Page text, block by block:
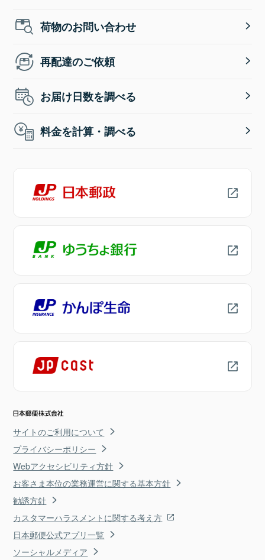
荷物のお問い合わせ
再配達のご依頼
お届け日数を調べる
料金を計算・調べる
サイトのご利用について
プライバシーポリシー
Webアクセシビリティ方針
お客さま本位の業務運営に関する基本方針
勧誘方針
カスタマーハラスメントに関する考え方
日本郵便公式アプリ一覧
ソーシャルメディア